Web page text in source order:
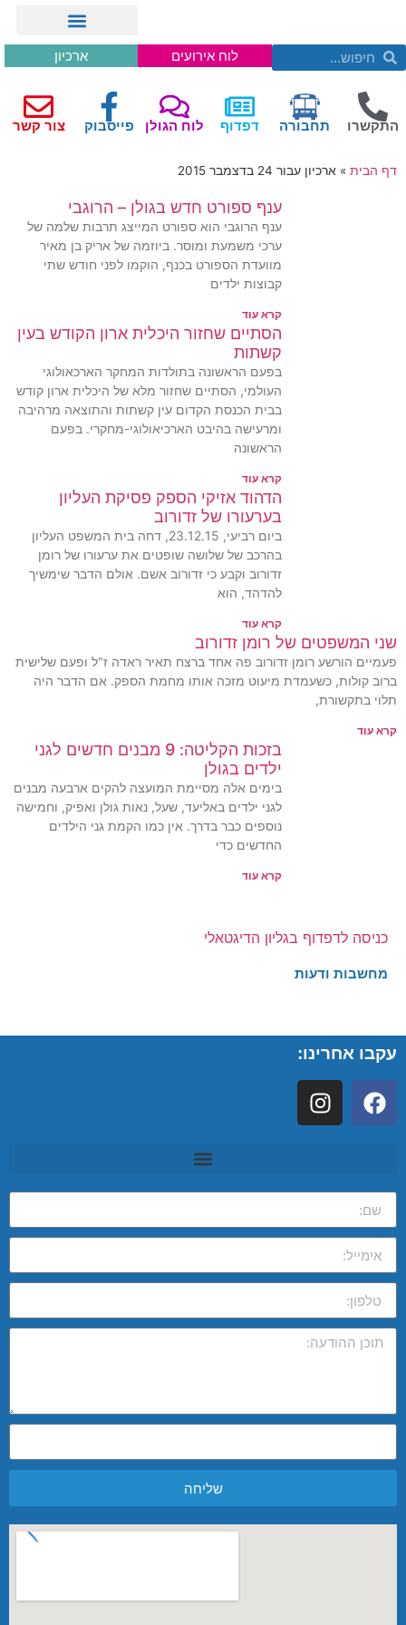
לוח אירועים ארכיון
התקשרו תחבורה דפדוף לוח הגולן פייסבוק צור קשר
דף הבית » ארכיון עבור 24 בדצמבר 2015
ענף ספורט חדש בגולן – הרוגבי
ענף הרוגבי הוא ספורט המייצג תרבות שלמה של
ערכי משמעת ומוסר. ביוזמה של אריק בן מאיר
מוועדת הספורט בכנף, הוקמו לפני חודש שתי
קבוצות ילדים
קרא עוד
הסתיים שחזור היכלית ארון הקודש בעין
קשתות
בפעם הראשונה בתולדות המחקר הארכאולוגי
העולמי, הסתיים שחזור מלא של היכלית ארון קודש
בבית הכנסת הקדום עין קשתות והתוצאה מרהיבה
ומרעישה בהיבט הארכיאולוגי-מחקרי. בפעם
הראשונה
קרא עוד
הדהוד אזיקי הספק פסיקת העליון
בערעורו של זדורוב
ביום רביעי, 23.12.15, דחה בית המשפט העליון
בהרכב של שלושה שופטים את ערעורו של רומן
זדורוב וקבע כי זדורוב אשם. אולם הדבר שימשיך
להדהד, הוא
קרא עוד
שני המשפטים של רומן זדורוב
פעמיים הורשע רומן זדורוב פה אחד ברצח תאיר ראדה ז"ל ופעם שלישית
ברוב קולות, כשעמדת מיעוט מזכה אותו מחמת הספק. אם הדבר היה
תלוי בתקשורת,
קרא עוד
בזכות הקליטה: 9 מבנים חדשים לגני
ילדים בגולן
בימים אלה מסיימת המועצה להקים ארבעה מבנים
לגני ילדים באליעד, שעל, נאות גולן ואפיק, וחמישה
נוספים כבר בדרך. אין כמו הקמת גני הילדים
החדשים כדי
קרא עוד
כניסה לדפדוף בגליון הדיגטאלי
מחשבות ודעות
עקבו אחרינו:
שליחה